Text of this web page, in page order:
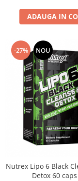
Raw Nutrition
REDCON1
Rich Piana 5%
RIPT
Scitec
Scivation
Skill Nutrition
Smart Shake
Swanson
Under Armour
Vitargo
ADAUGA IN
-27% NOU
Nutrex Lipo 6 Black
Detox 60 caps